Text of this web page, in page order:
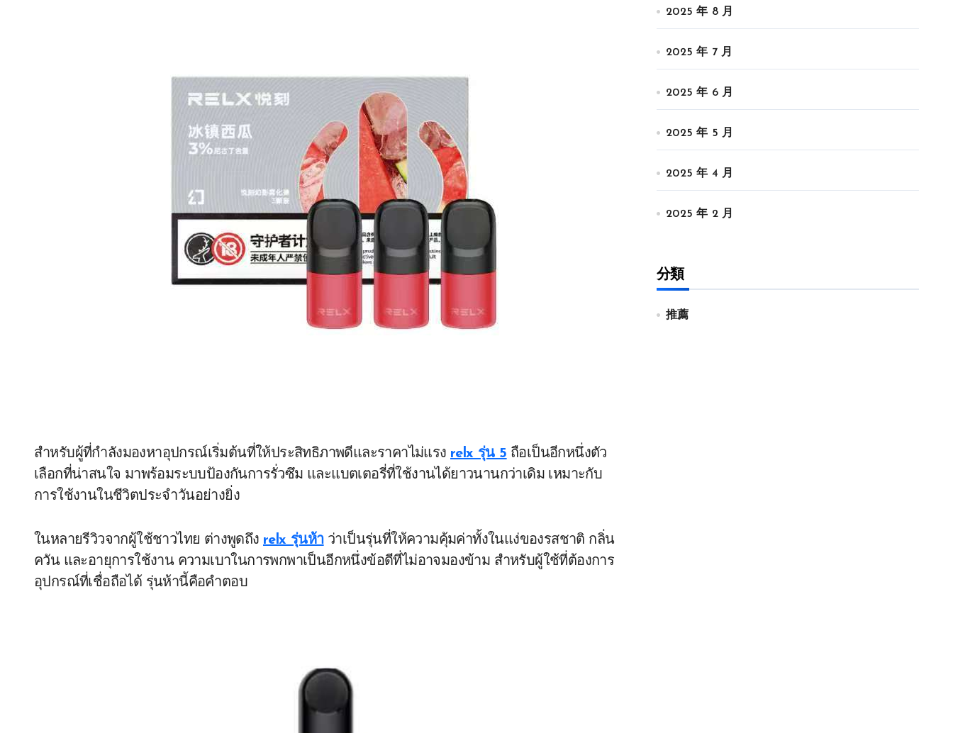
สำหรับผู้ที่กำลังมองหาอุปกรณ์เริ่มต้นที่ให้ประสิทธิภาพดีและราคาไม่แรง relx รุ่น 5 ถือเป็นอีกหนึ่งตัว
เลือกที่น่าสนใจ มาพร้อมระบบป้องกันการรั่วซึม และแบตเตอรี่ที่ใช้งานได้ยาวนานกว่าเดิม เหมาะกับ
การใช้งานในชีวิตประจำวันอย่างยิ่ง
ในหลายรีวิวจากผู้ใช้ชาวไทย ต่างพูดถึง relx รุ่นห้าว่าเป็นรุ่นที่ให้ความคุ้มค่าทั้งในแง่ของรสชาติ กลิ่น
ควัน และอายุการใช้งาน ความเบาในการพกพาเป็นอีกหนึ่งข้อดีที่ไม่อาจมองข้าม สำหรับผู้ใช้ที่ต้องการ
อุปกรณ์ที่เชื่อถือได้ รุ่นห้านี้คือคำตอบ
2025 年 8 月
2025 年 7 月
2025 年 6 月
2025 年 5 月
2025 年 4 月
2025 年 2 月
分類
推薦